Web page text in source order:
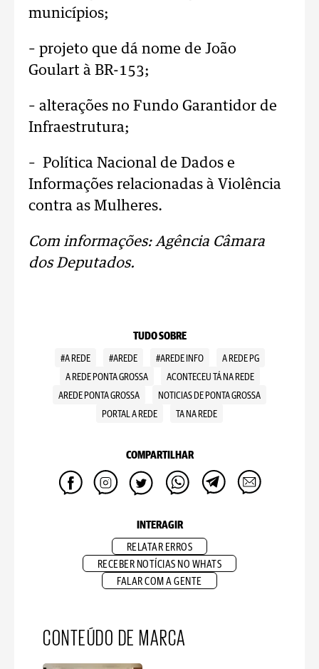
municípios;
– projeto que dá nome de João
Goulart à BR-153;
– alterações no Fundo Garantidor de
Infraestrutura;
– Política Nacional de Dados e
Informações relacionadas à Violência
contra as Mulheres.
Com informações: Agência Câmara
dos Deputados.
TUDO SOBRE
#A REDE #AREDE #AREDE INFO
A REDE PG
A REDE PONTA GROSSA
ACONTECEU TÁ NA REDE
AREDE PONTA GROSSA
NOTICIAS DE PONTA GROSSA
PORTAL A REDE
TA NA REDE
COMPARTILHAR
INTERAGIR
RELATAR ERROS
RECEBER NOTÍCIAS NO WHATS
FALAR COM A GENTE
CONTEÚDO DE MARCA